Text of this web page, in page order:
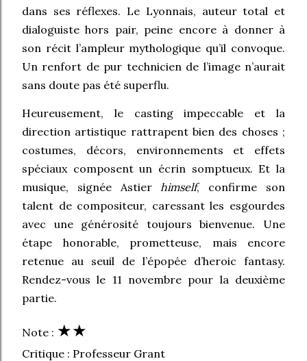
dans ses réflexes. Le Lyonnais, auteur total et
dialoguiste hors pair, peine encore à donner à
son récit l’ampleur mythologique qu’il convoque.
Un renfort de pur technicien de l’image n’aurait
sans doute pas été superflu.
Heureusement, le casting impeccable et la
direction artistique rattrapent bien des choses ;
costumes, décors, environnements et effets
spéciaux composent un écrin somptueux. Et la
musique, signée Astierhimself, confirme son
talent de compositeur, caressant les esgourdes
avec une générosité toujours bienvenue. Une
étape honorable, prometteuse, mais encore
retenue au seuil de l’épopée d’heroic fantasy.
Rendez-vous le 11 novembre pour la deuxième
partie.
Note : ★★
Critique : Professeur Grant